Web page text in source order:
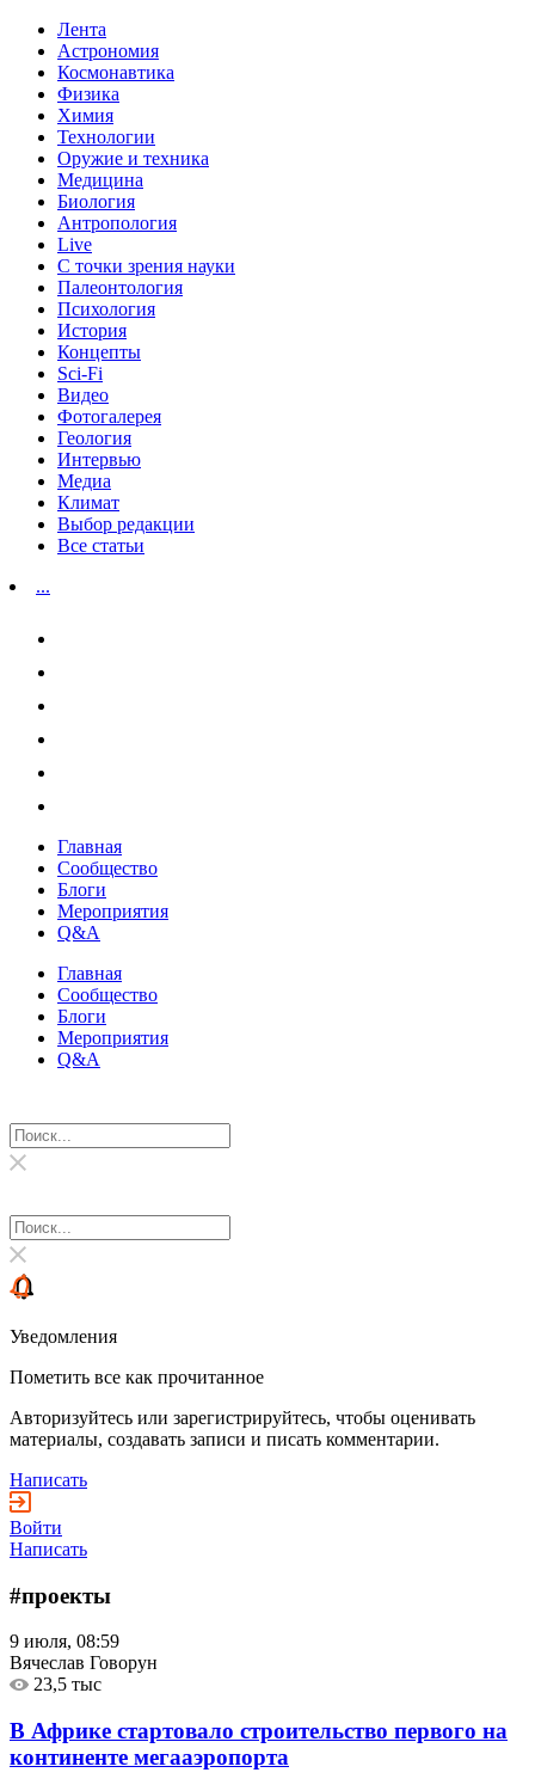
Лента
Астрономия
Космонавтика
Физика
Химия
Технологии
Оружие и техника
Медицина
Биология
Антропология
Live
С точки зрения науки
Палеонтология
Психология
История
Концепты
Sci-Fi
Видео
Фотогалерея
Геология
Интервью
Медиа
Климат
Выбор редакции
Все статьи
...
Главная
Сообщество
Блоги
Мероприятия
Q&A
Главная
Сообщество
Блоги
Мероприятия
Q&A
Уведомления
Пометить все как прочитанное
Авторизуйтесь или зарегистрируйтесь, чтобы оценивать
материалы, создавать записи и писать комментарии.
Написать
Войти
Написать
#проекты
9 июля, 08:59
Вячеслав Говорун
23,5 тыс
В Африке стартовало строительство первого на
континенте мегааэропорта